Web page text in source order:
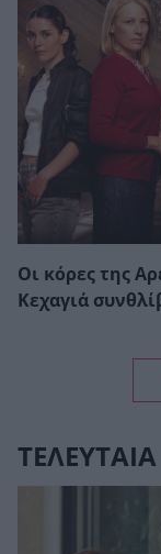
Οι κόρες της
Κεχαγιά
ΤΕΛΕΥΤΑΙΑ